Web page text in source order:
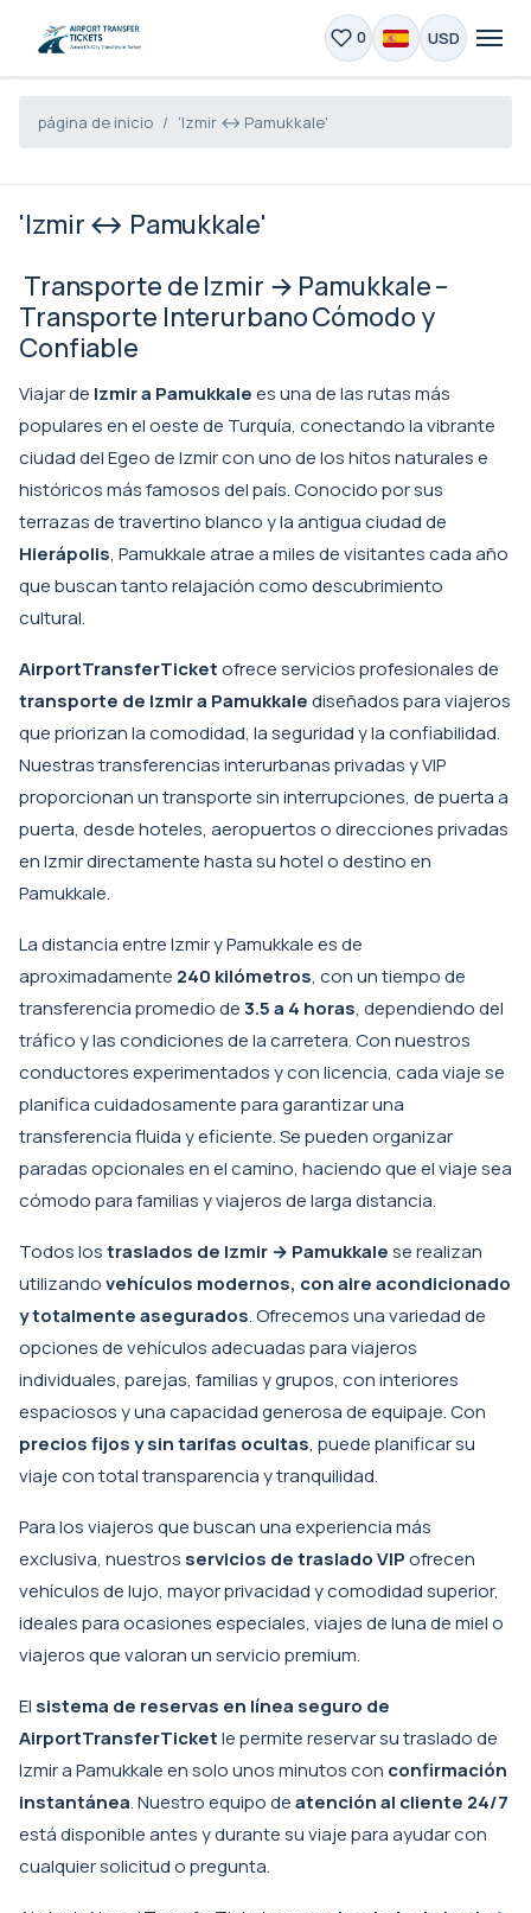
0 USD
página de inicio 'Izmir ↔ Pamukkale'
'Izmir ↔ Pamukkale'
Transporte de Izmir → Pamukkale –
Transporte Interurbano Cómodo y
Confiable
Viajar de Izmir a Pamukkalees una de las rutas más
populares en el oeste de Turquía, conectando la vibrante
ciudad del Egeo de Izmir con uno de los hitos naturales e
históricos más famosos del país. Conocido por sus
terrazas de travertino blanco y la antigua ciudad de
Hierápolis, Pamukkale atrae a miles de visitantes cada año
que buscan tanto relajación como descubrimiento
cultural.
AirportTransferTicketofrece servicios profesionales de
transporte de Izmir a Pamukkalediseñados para viajeros
que priorizan la comodidad, la seguridad y la confiabilidad.
Nuestras transferencias interurbanas privadas y VIP
proporcionan un transporte sin interrupciones, de puerta a
puerta, desde hoteles, aeropuertos o direcciones privadas
en Izmir directamente hasta su hotel o destino en
Pamukkale.
La distancia entre Izmir y Pamukkale es de
aproximadamente 240 kilómetros, con un tiempo de
transferencia promedio de3.5 a 4 horas, dependiendo del
tráfico y las condiciones de la carretera. Con nuestros
conductores experimentados y con licencia, cada viaje se
planifica cuidadosamente para garantizar una
transferencia fluida y eficiente. Se pueden organizar
paradas opcionales en el camino, haciendo que el viaje sea
cómodo para familias y viajeros de larga distancia.
Todos lostraslados de Izmir → Pamukkalese realizan
utilizandovehículos modernos, con aire acondicionado
y totalmente asegurados. Ofrecemos una variedad de
opciones de vehículos adecuadas para viajeros
individuales, parejas, familias y grupos, con interiores
espaciosos y una capacidad generosa de equipaje. Con
precios fijos y sin tarifas ocultas, puede planificar su
viaje con total transparencia y tranquilidad.
Para los viajeros que buscan una experiencia más
exclusiva, nuestros servicios de traslado VIPofrecen
vehículos de lujo, mayor privacidad y comodidad superior,
ideales para ocasiones especiales, viajes de luna de miel o
viajeros que valoran un servicio premium.
El sistema de reservas en línea seguro de
AirportTransferTicketle permite reservar su traslado de
Izmir a Pamukkale en solo unos minutos con confirmación
instantánea. Nuestro equipo deatención al cliente 24/7
está disponible antes y durante su viaje para ayudar con
cualquier solicitud o pregunta.